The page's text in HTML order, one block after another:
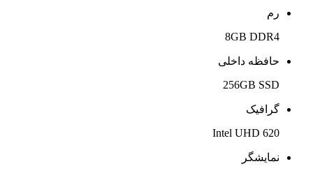
رم
8GB DDR4
حافظه داخلی
256GB SSD
گرافیک
Intel UHD 620
نمایشگر